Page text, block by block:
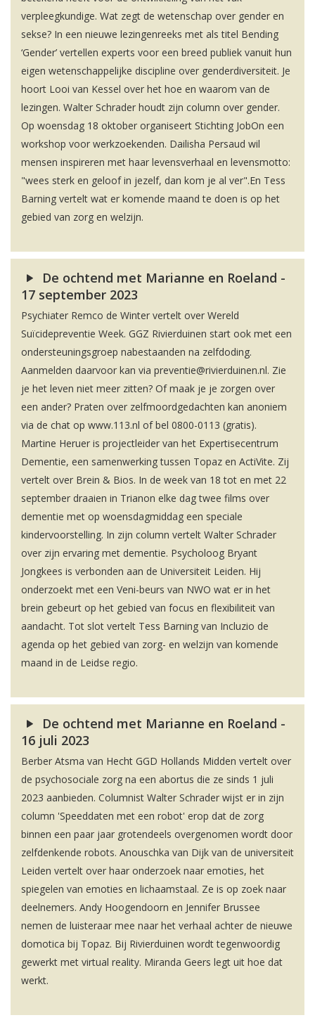
verpleegkundige. Wat zegt de wetenschap over gender en
sekse? In een nieuwe lezingenreeks met als titel Bending
‘Gender’ vertellen experts voor een breed publiek vanuit hun
eigen wetenschappelijke discipline over genderdiversiteit. Je
hoort Looi van Kessel over het hoe en waarom van de
lezingen. Walter Schrader houdt zijn column over gender.
Op woensdag 18 oktober organiseert Stichting JobOn een
workshop voor werkzoekenden. Dailisha Persaud wil
mensen inspireren met haar levensverhaal en levensmotto:
"wees sterk en geloof in jezelf, dan kom je al ver".En Tess
Barning vertelt wat er komende maand te doen is op het
gebied van zorg en welzijn.
De ochtend met Marianne en Roeland -
17 september 2023
Psychiater Remco de Winter vertelt over Wereld
Suïcidepreventie Week. GGZ Rivierduinen start ook met een
ondersteuningsgroep nabestaanden na zelfdoding.
Aanmelden daarvoor kan via preventie@rivierduinen.nl. Zie
je het leven niet meer zitten? Of maak je je zorgen over
een ander? Praten over zelfmoordgedachten kan anoniem
via de chat op www.113.nl of bel 0800-0113 (gratis).
Martine Heruer is projectleider van het Expertisecentrum
Dementie, een samenwerking tussen Topaz en ActiVite. Zij
vertelt over Brein & Bios. In de week van 18 tot en met 22
september draaien in Trianon elke dag twee films over
dementie met op woensdagmiddag een speciale
kindervoorstelling. In zijn column vertelt Walter Schrader
over zijn ervaring met dementie. Psycholoog Bryant
Jongkees is verbonden aan de Universiteit Leiden. Hij
onderzoekt met een Veni-beurs van NWO wat er in het
brein gebeurt op het gebied van focus en flexibiliteit van
aandacht. Tot slot vertelt Tess Barning van Incluzio de
agenda op het gebied van zorg- en welzijn van komende
maand in de Leidse regio.
De ochtend met Marianne en Roeland -
16 juli 2023
Berber Atsma van Hecht GGD Hollands Midden vertelt over
de psychosociale zorg na een abortus die ze sinds 1 juli
2023 aanbieden. Columnist Walter Schrader wijst er in zijn
column 'Speeddaten met een robot' erop dat de zorg
binnen een paar jaar grotendeels overgenomen wordt door
zelfdenkende robots. Anouschka van Dijk van de universiteit
Leiden vertelt over haar onderzoek naar emoties, het
spiegelen van emoties en lichaamstaal. Ze is op zoek naar
deelnemers. Andy Hoogendoorn en Jennifer Brussee
nemen de luisteraar mee naar het verhaal achter de nieuwe
domotica bij Topaz. Bij Rivierduinen wordt tegenwoordig
gewerkt met virtual reality. Miranda Geers legt uit hoe dat
werkt.